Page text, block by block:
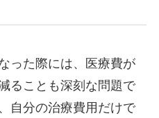
った際には、医療費が
ることも深刻な問題で
自分の治療費用だけで